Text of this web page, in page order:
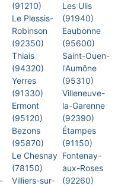
(91210)
Le Plessis-
Robinson
(92350)
Thiais
(94320)
Yerres
(91330)
Ermont
(95120)
Bezons
(95870)
Le Chesnay
(78150)
Villiers-sur-
Les Ulis
(91940)
Eaubonne
(95600)
Saint-Ouen-
l'Aumône
(95310)
Villeneuve-
la-Garenne
(92390)
Étampes
(91150)
Fontenay-
aux-Roses
(92260)